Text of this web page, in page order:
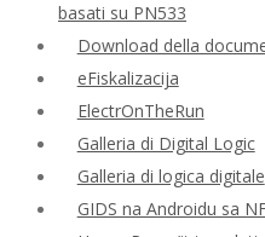
basati su PN533
Download della
eFiskalizacija
ElectrOnTheRun
Galleria di Digital Logic
Galleria di logica digitale
GIDS na Androidu sa